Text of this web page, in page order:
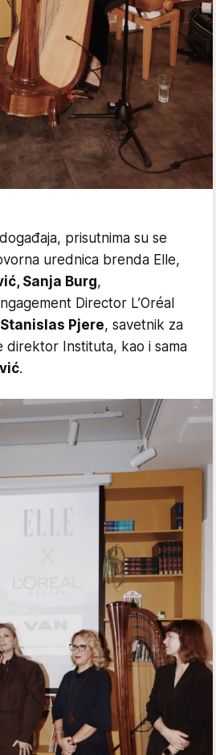
prisutnima su se
urednica brenda Elle,
Sanja Burg,
Director L’Oréal
Stanislas Pjere, savetnik za
direktor Instituta, kao i sama
.